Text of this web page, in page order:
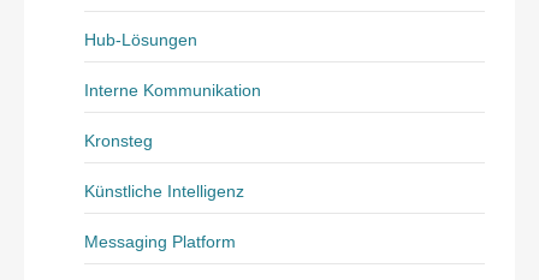
Hub-Lösungen
Interne Kommunikation
Kronsteg
Künstliche Intelligenz
Messaging Platform